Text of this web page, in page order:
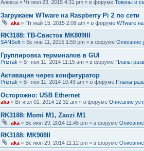
Алекса » Чт июл 23, 2015 4:31 pm » в форуме Токены и
Загружаем WTware на Raspberry Pi 2 по сети
aka » Пт май 15, 2015 2:08 am » в форуме WTware
RK3188: ТВ-Свисток MK809III
SANSoft » Вс янв 11, 2015 1:59 pm » в форуме Описание
Группировка терминалов в GUI
Prizrak » Вт ноя 11, 2014 11:15 am » в форуме Планы
Активация через конфигуратор
Prizrak » Вт ноя 11, 2014 10:49 am » в форуме Планы
Осторожно: USB Ethernet
aka » Вт июл 01, 2014 12:32 am » в форуме Описание
RK3188: Momi M1, Zaozi M1
aka » Вс июн 29, 2014 11:45 pm » в форуме
RK3188: MK908II
aka » Вс июн 29, 2014 11:12 pm » в форуме